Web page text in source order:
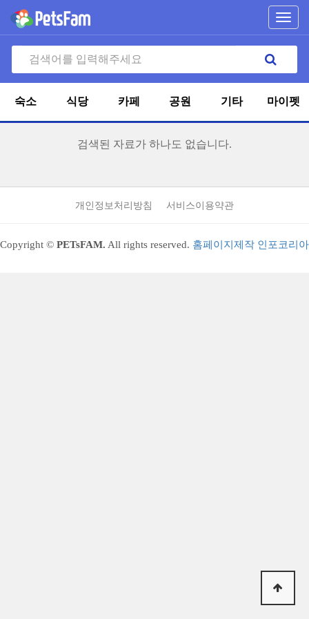
숙소 식당 카페 공원 기타 마이펫
검색된 자료가 하나도 없습니다.
개인정보처리방침 서비스이용약관
Copyright © PETsFAM. All rights reserved. 홈페이지제작 인포코리아